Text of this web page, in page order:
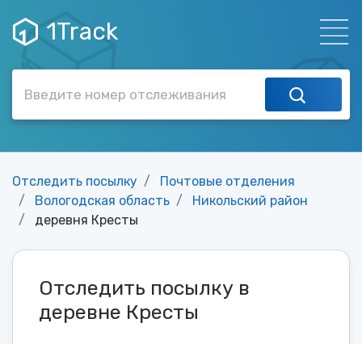
1Track
Отследить посылку
Почтовые отделения
Вологодская область
Никольский район
деревня Кресты
Отследить посылку в
деревне Кресты